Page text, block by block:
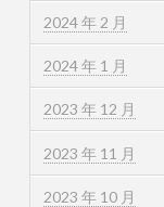
2024 年 2 月
2024 年 1 月
2023 年 12 月
2023 年 11 月
2023 年 10 月